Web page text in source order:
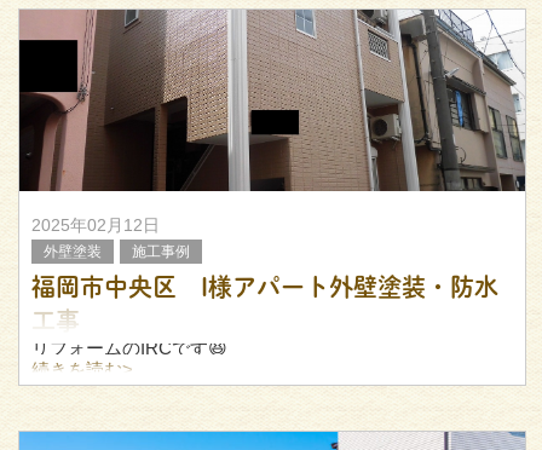
▼施工前
外壁に黒ずみが
2025年02月12日
外壁塗装 施工事例
福岡市中央区 I様アパート外壁塗装・防水
工事
リフォームのIRCです😆
先日、福岡市中央区にございますアパートにて、外壁塗
装・防水工事を行いましたので、こちらについてご紹介い
たします。
続きを読む>